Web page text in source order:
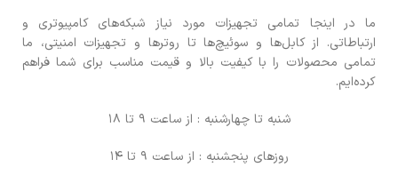
ما در اینجا تمامی تجهیزات مورد نیاز شبکه‌های کامپیوتری و
ارتباطاتی. از کابل‌ها و سوئیچ‌ها تا روترها و تجهیزات امنیتی، ما
تمامی محصولات را با کیفیت بالا و قیمت مناسب برای شما فراهم
کرده‌ایم.
شنبه تا چهارشنبه : از ساعت 9 تا 18
روزهای پنجشنبه : از ساعت 9 تا 14